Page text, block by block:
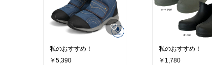
私のおすすめ！
￥5,390
私のおすすめ！
￥1,780